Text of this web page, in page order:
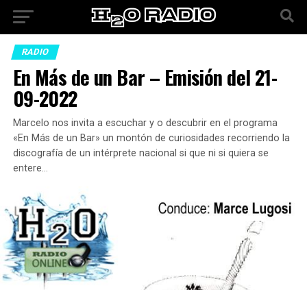
RADIO
En Más de un Bar – Emisión del 21-
09-2022
Marcelo nos invita a escuchar y o descubrir en el programa
«En Más de un Bar» un montón de curiosidades recorriendo la
discografía de un intérprete nacional si que ni si quiera se
entere…